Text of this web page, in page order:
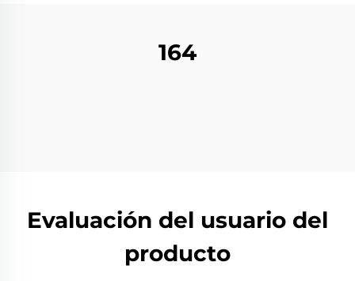
164
Evaluación del usuario del
producto